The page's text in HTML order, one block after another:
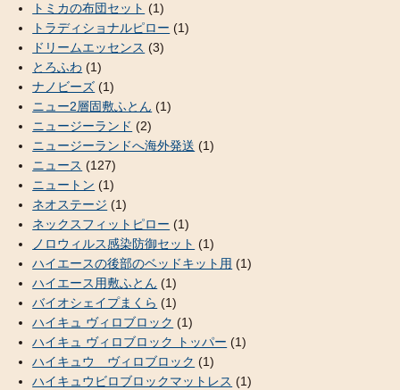
トミカの布団セット (1)
トラディショナルピロー (1)
ドリームエッセンス (3)
とろふわ (1)
ナノビーズ (1)
ニュー2層固敷ふとん (1)
ニュージーランド (2)
ニュージーランドへ海外発送 (1)
ニュース (127)
ニュートン (1)
ネオステージ (1)
ネックスフィットピロー (1)
ノロウィルス感染防御セット (1)
ハイエースの後部のベッドキット用 (1)
ハイエース用敷ふとん (1)
バイオシェイプまくら (1)
ハイキュ ヴィロブロック (1)
ハイキュ ヴィロブロック トッパー (1)
ハイキュウ ヴィロブロック (1)
ハイキュウビロブロックマットレス (1)